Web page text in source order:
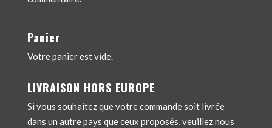
Panier
Votre panier est vide.
LIVRAISON HORS EUROPE
Si vous souhaitez que votre commande soit livrée
dans un autre pays que ceux proposés, veuillez nous